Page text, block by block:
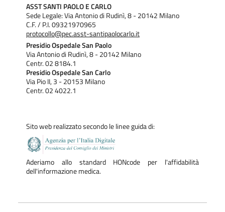
ASST SANTI PAOLO E CARLO
Sede Legale: Via Antonio di Rudinì, 8 - 20142 Milano
C.F. / P.I. 09321970965
protocollo@pec.asst-santipaolocarlo.it
Presidio Ospedale San Paolo
Via Antonio di Rudinì, 8 - 20142 Milano
Centr. 02 8184.1
Presidio Ospedale San Carlo
Via Pio II, 3 - 20153 Milano
Centr. 02 4022.1
Sito web realizzato secondo le linee guida di:
Aderiamo allo standard HONcode per l'affidabilità
dell'informazione medica.